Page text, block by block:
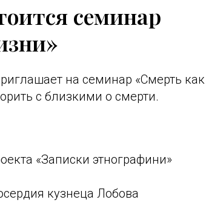
семинар
на семинар «Смерть как
с близкими о смерти.
«Записки этнографини»
кузнеца Лобова